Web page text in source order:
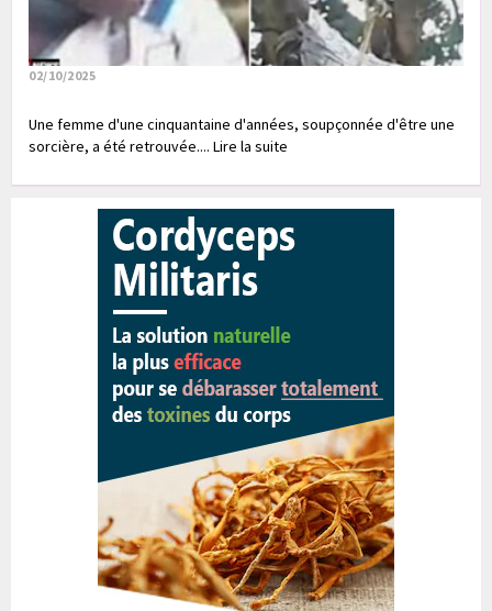
02/10/2025
Une femme d'une cinquantaine d'années, soupçonnée d'être une
sorcière, a été retrouvée.... Lire la suite